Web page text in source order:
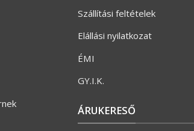
Szállítási feltételek
Elállási nyilatkozat
ÉMI
GY.I.K.
ÁRUKERESŐ